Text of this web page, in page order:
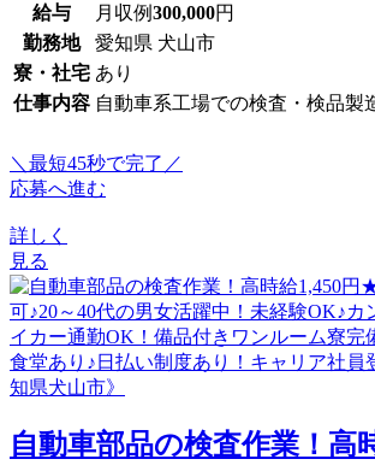
給与 月収例300,000円
勤務地
愛知県 犬山市
寮・社宅 あり
仕事内容 自動車系工場での検査・検品製
＼最短45秒で完了／
応募へ進む
詳しく
見る
自動車部品の検査作業！高